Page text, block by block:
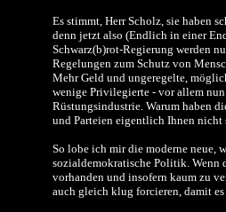
Es stimmt, Herr Scholz, sie haben
denn jetzt also (Endlich in einer
Schwarz(b)rot-Regierung werden
Regelungen zum Schutz von
Mehr Geld und ungeregelte,
wenige Privilegierte - vor allem
Rüstungsindustrie. Warum haben
und Parteien eigentlich Ihnen nicht
So lobe ich mir die moderne neue,
sozialdemokratische Politik. Wenn
vorhanden und insofern kaum zu
auch gleich klug forcieren, damit